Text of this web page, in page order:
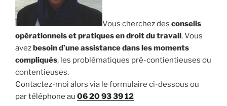
Vous cherchez des conseils
opérationnels et pratiques en droit du travail. Vous
avezbesoin d’une assistance dans les moments
compliqués, les problématiques pré-contientieuses ou
contentieuses.
Contactez-moi alors via le formulaire ci-dessous ou
par téléphone au 06 20 93 39 12